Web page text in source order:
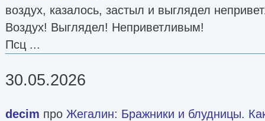
воздух, казалось, застыл и выглядел
Воздух! Выглядел! Неприветливым!
Псц ...
30.05.2026
decim про Жегалин: Бражники и блудницы.